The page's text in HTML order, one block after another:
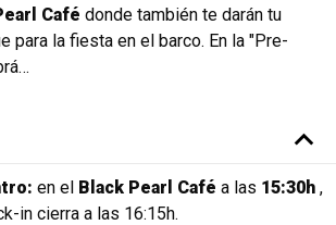
Café donde también te darán tu
para la fiesta en el barco. En la "Pre-
…
en el Black Pearl Café a las 15:30h ,
in cierra a las 16:15h.